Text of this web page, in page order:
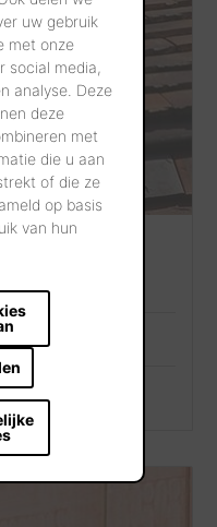
uw gebruik
met onze
social media,
analyse. Deze
deze
met
die u aan
of die ze
op basis
van hun